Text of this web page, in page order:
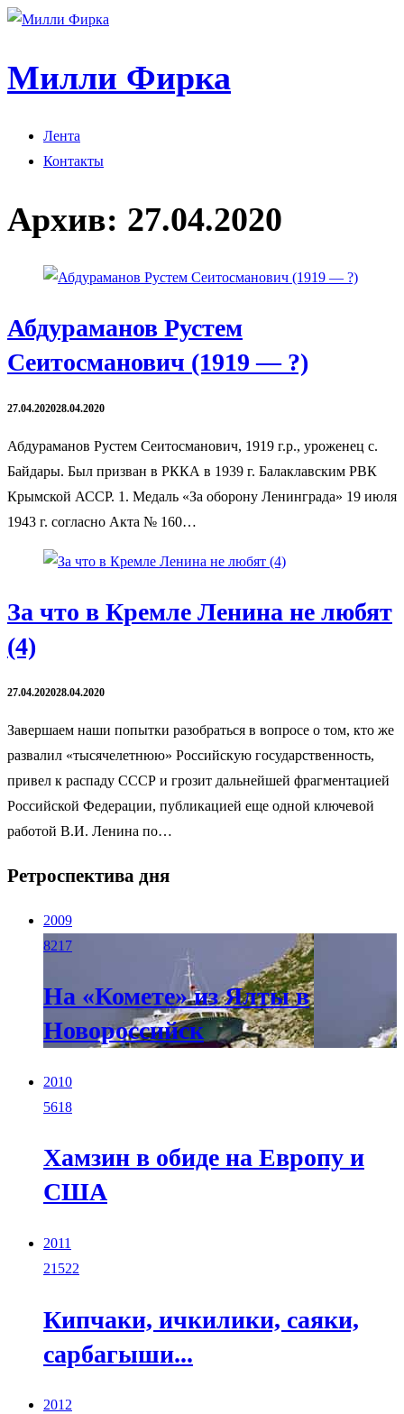
Милли Фирка
Лента
Контакты
Архив: 27.04.2020
Абдураманов Рустем
Сеитосманович (1919 — ?)
27.04.202028.04.2020
Абдураманов Рустем Сеитосманович, 1919 г.р., уроженец с.
Байдары. Был призван в РККА в 1939 г. Балаклавским РВК
Крымской АССР. 1. Медаль «За оборону Ленинграда» 19 июля
1943 г. согласно Акта № 160…
За что в Кремле Ленина не любят
(4)
27.04.202028.04.2020
Завершаем наши попытки разобраться в вопросе о том, кто же
развалил «тысячелетнюю» Российскую государственность,
привел к распаду СССР и грозит дальнейшей фрагментацией
Российской Федерации, публикацией еще одной ключевой
работой В.И. Ленина по…
Ретроспектива дня
2009
8217
На «Комете» из Ялты в
Новороссийск
2010
5618
Хамзин в обиде на Европу и
США
2011
21522
Кипчаки, ичкилики, саяки,
сарбагыши...
2012